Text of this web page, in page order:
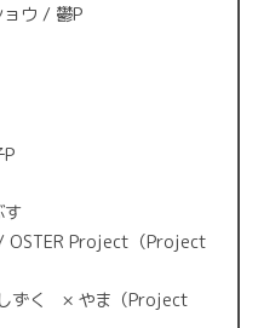
ウ / 鬱P
す
Project（Project
ずく × やま（Project